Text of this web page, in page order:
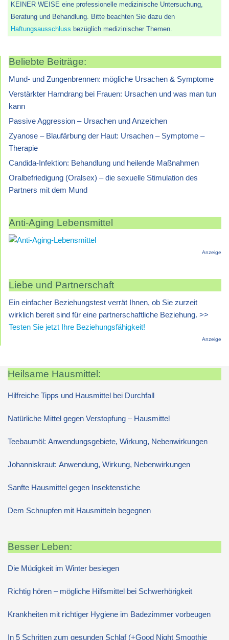
KEINER WEISE eine professionelle medizinische Untersuchung,
Beratung und Behandlung. Bitte beachten Sie dazu den
Haftungsausschluss bezüglich medizinischer Themen.
Beliebte Beiträge:
Mund- und Zungenbrennen: mögliche Ursachen & Symptome
Verstärkter Harndrang bei Frauen: Ursachen und was man tun
kann
Passive Aggression – Ursachen und Anzeichen
Zyanose – Blaufärbung der Haut: Ursachen – Symptome –
Therapie
Candida-Infektion: Behandlung und heilende Maßnahmen
Oralbefriedigung (Oralsex) – die sexuelle Stimulation des
Partners mit dem Mund
Anti-Aging Lebensmittel
Anzeige
Liebe und Partnerschaft
Ein einfacher Beziehungstest verrät Ihnen, ob Sie zurzeit
wirklich bereit sind für eine partnerschaftliche Beziehung. >>
Testen Sie jetzt Ihre Beziehungsfähigkeit!
Anzeige
Heilsame Hausmittel:
Hilfreiche Tipps und Hausmittel bei Durchfall
Natürliche Mittel gegen Verstopfung – Hausmittel
Teebaumöl: Anwendungsgebiete, Wirkung, Nebenwirkungen
Johanniskraut: Anwendung, Wirkung, Nebenwirkungen
Sanfte Hausmittel gegen Insektenstiche
Dem Schnupfen mit Hausmitteln begegnen
Besser Leben:
Die Müdigkeit im Winter besiegen
Richtig hören – mögliche Hilfsmittel bei Schwerhörigkeit
Krankheiten mit richtiger Hygiene im Badezimmer vorbeugen
In 5 Schritten zum gesunden Schlaf (+Good Night Smoothie